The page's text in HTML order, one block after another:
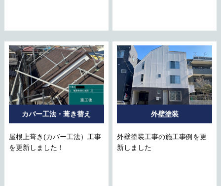
カバー工法・葺き替え
屋根上葺き(カバー工法）工事
を更新しました！
外壁塗装
外壁塗装工事の施工事例を更
新しました